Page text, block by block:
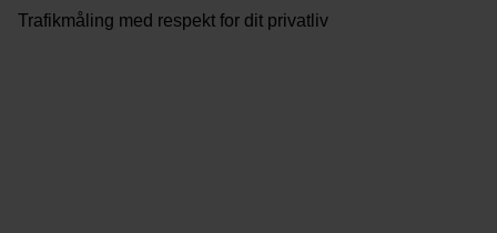
Trafikmåling med respekt for dit privatliv